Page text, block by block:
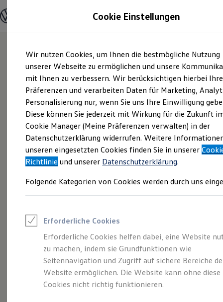
Hauptinhalt
springen
Footer
springen
Modelle und Konfigurator
Modelle vergleichen
Elektroautos
ENERGY Sondermodelle
Nutzfahrzeuge
SUV und CUV
Familienautos
Kombis
Kompaktwagen
Sportwagen
Schnell verfügbare Fahrzeuge
Angebote und Produkte
Aktuelle Angebote
E-Auto-Förderung
Volkswagen Marktplatz
Junge Gebrauchtwagen und Gebrauchtwagen
Saisonangebote
Leasing
Leasing-Angebote
Gebrauchtwagen Leasing
Junge Gebrauchtwagen-Leasing
Elektroauto Leasing
Kleinwagen-Leasing
Leasing ohne Anzahlung
Die ENERGY
Sondermodelle
Cookie Einstellungen
Wir nutzen Cookies, um Ihnen die bestmögliche Nutzung
unserer Webseite zu ermöglichen und unsere
mit Ihnen zu verbessern. Wir berücksichtigen hierbei Ihre
Präferenzen und verarbeiten Daten für Marketing,
Personalisierung nur, wenn Sie uns Ihre Einwilligung
Diese können Sie jederzeit mit Wirkung für die Zukunft
Cookie Manager (Meine Präferenzen verwalten) in der
Datenschutzerklärung widerrufen. Weitere
unseren eingesetzten Cookies finden Sie in unserer
Richtlinie und unserer Datenschutzerklärung.
Folgende Kategorien von Cookies werden durch uns
Erforderliche Cookies
Erforderliche Cookies helfen dabei, eine Website
zu machen, indem sie Grundfunktionen wie
Seitennavigation und Zugriff auf sichere Bereiche
Website ermöglichen. Die Website kann ohne diese
Cookies nicht richtig funktionieren.